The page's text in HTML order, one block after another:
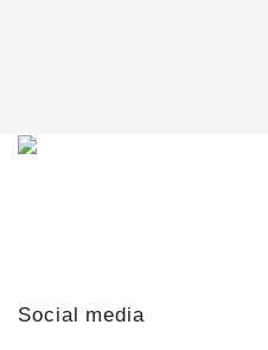
Social media